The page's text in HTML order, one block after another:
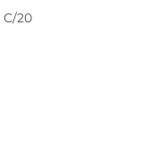
C/20